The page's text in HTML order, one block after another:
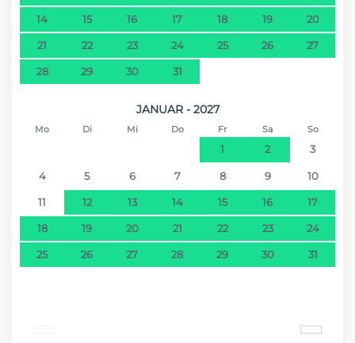
14 15 16 17 18 19 20
21 22 23 24 25 26 27
28 29 30 31
JANUAR - 2027
Mo Di Mi Do Fr Sa So
1 2 3
4 5 6 7 8 9 10
11 12 13 14 15 16 17
18 19 20 21 22 23 24
25 26 27 28 29 30 31